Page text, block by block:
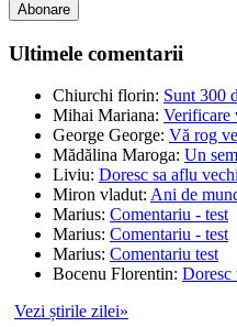
Abonare
Ultimele comentarii
Chiurchi florin: Sunt 300
Mihai Mariana: Verificare
George George: Vă rog
Mădălina Maroga: Un
Liviu: Doresc sa aflu
Miron vladut: Ani de
Marius: Comentariu - test
Marius: Comentariu - test
Marius: Comentariu test
Bocenu Florentin: Doresc
Vezi știrile zilei»